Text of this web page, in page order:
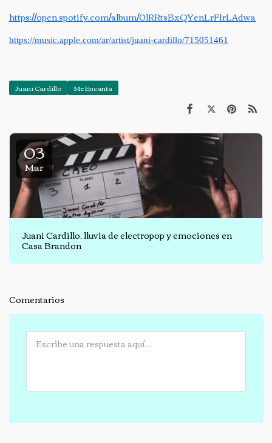
https://open.spotify.com/album/0lRRtsBxQYenLrFIrLAdwa
https://music.apple.com/ar/artist/juani-cardillo/715051461
Juani Cardillo Me Encanta
03
Mar
Juani Cardillo, lluvia de electropop y emociones en
Casa Brandon
Comentarios